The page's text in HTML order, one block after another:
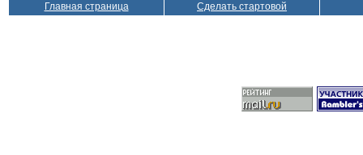
Главная страница Сделать стартовой